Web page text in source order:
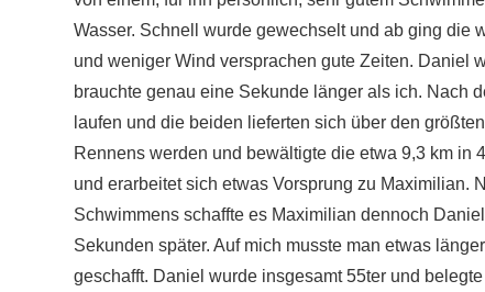
Wasser. Schnell wurde gewechselt und ab ging die
und weniger Wind versprachen gute Zeiten. Daniel
brauchte genau eine Sekunde länger als ich. Nach
laufen und die beiden lieferten sich über den
Rennens werden und bewältigte die etwa 9,3 km in
und erarbeitet sich etwas Vorsprung zu Maximilian.
Schwimmens schaffte es Maximilian dennoch
Sekunden später. Auf mich musste man etwas
geschafft. Daniel wurde insgesamt 55ter und